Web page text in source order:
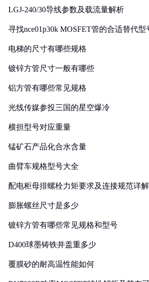
LGJ-240/30导线参数及载流量解析
寻找nce01p30k MOSFET管的合适替代型
电梯的尺寸有哪些规格
镀锌方管尺寸一般有哪些
铝方管有哪些常见规格
光线传媒参投三国的星空爆冷
横担型号对应重量
锰矿石产品化合水含量
曲臂车规格型号大全
配电柜母排螺栓力矩要求及连接规范详解
膨胀螺丝尺寸是多少
镀锌方管有哪些常见规格和型号
D400球墨铸铁井盖重多少
覆膜砂的耐高温性能如何